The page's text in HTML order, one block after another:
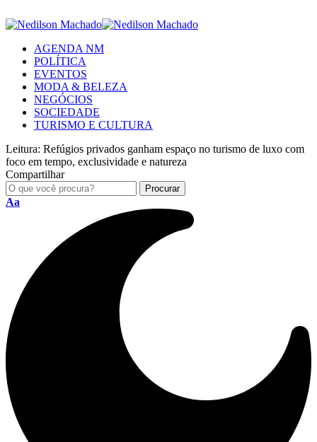
AGENDA NM
POLÍTICA
EVENTOS
MODA & BELEZA
NEGÓCIOS
SOCIEDADE
TURISMO E CULTURA
Leitura: Refúgios privados ganham espaço no turismo de luxo com
foco em tempo, exclusividade e natureza
Compartilhar
Aa